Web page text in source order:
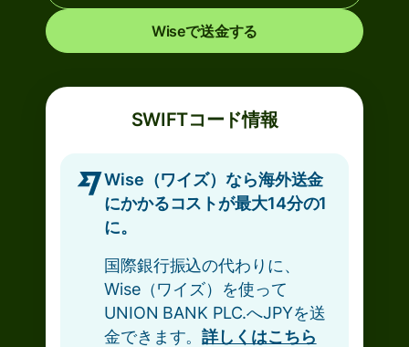
Wiseで送金する
SWIFTコード情報
Wise（ワイズ）なら海外送金
にかかるコストが最大14分の1
に。
国際銀行振込の代わりに、
Wise（ワイズ）を使って
UNION BANK PLC.へJPYを送
金できます。詳しくはこちら